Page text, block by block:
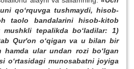
qo‘rquvga tushmaydi, hisob-
taolo bandalarini hisob-kitob
tepalikda bo‘ladilar: 1)
Qur'on o‘qigan va u bilan bir
hamda ular undan rozi bo‘lgan
o‘rtasidagi munosabatni joyiga